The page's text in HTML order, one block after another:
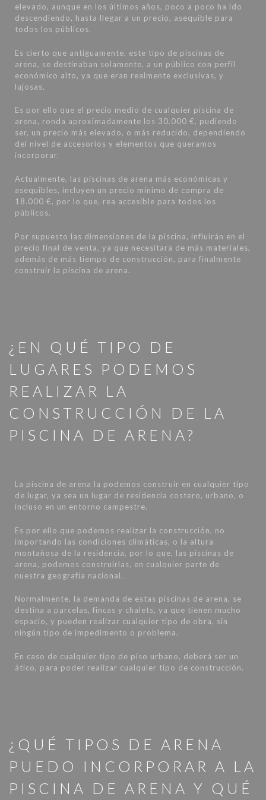
elevado, aunque en los últimos años, poco a poco ha ido
descendiendo, hasta llegar a un precio, asequible para
todos los públicos.
Es cierto que antiguamente, este tipo de piscinas de
arena, se destinaban solamente, a un público con perfil
económico alto, ya que eran realmente exclusivas, y
lujosas.
Es por ello que el precio medio de cualquier piscina de
arena, ronda aproximadamente los 30.000 €, pudiendo
ser, un precio más elevado, o más reducido, dependiendo
del nivel de accesorios y elementos que queramos
incorporar.
Actualmente, las piscinas de arena más económicas y
asequibles, incluyen un precio mínimo de compra de
18.000 €, por lo que, rea accesible para todos los
públicos.
Por supuesto las dimensiones de la piscina, influirán en el
precio final de venta, ya que necesitara de más materiales,
además de más tiempo de construcción, para finalmente
construir la piscina de arena.
¿EN QUÉ TIPO DE
LUGARES PODEMOS
REALIZAR LA
CONSTRUCCIÓN DE LA
PISCINA DE ARENA?
La piscina de arena la podemos construir en cualquier tipo
de lugar, ya sea un lugar de residencia costero, urbano, o
incluso en un entorno campestre.
Es por ello que podemos realizar la construcción, no
importando las condiciones climáticas, o la altura
montañosa de la residencia, por lo que, las piscinas de
arena, podemos construirlas, en cualquier parte de
nuestra geografía nacional.
Normalmente, la demanda de estas piscinas de arena, se
destina a parcelas, fincas y chalets, ya que tienen mucho
espacio, y pueden realizar cualquier tipo de obra, sin
ningún tipo de impedimento o problema.
En caso de cualquier tipo de piso urbano, deberá ser un
ático, para poder realizar cualquier tipo de construcción.
¿QUÉ TIPOS DE ARENA
PUEDO INCORPORAR A LA
PISCINA DE ARENA Y QUÉ